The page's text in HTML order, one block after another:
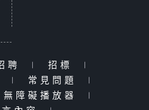
聘 | 招標
|
| 常見問題
|
無障礙播放器
|